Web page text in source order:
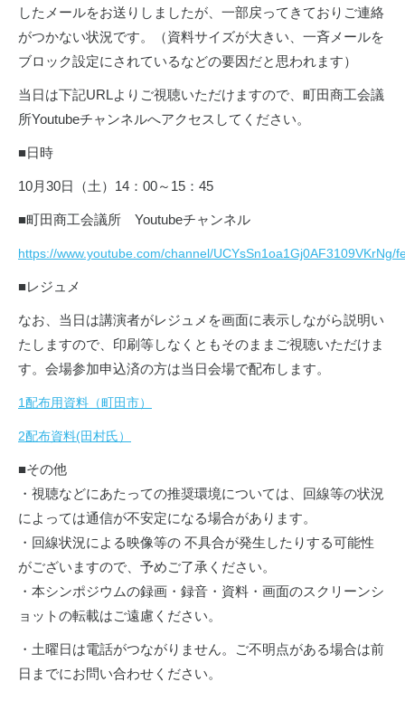
したメールをお送りしましたが、一部戻ってきておりご連絡
がつかない状況です。（資料サイズが大きい、一斉メールを
ブロック設定にされているなどの要因だと思われます）
当日は下記URLよりご視聴いただけますので、町田商工会議
所Youtubeチャンネルへアクセスしてください。
■日時
10月30日（土） 14 ： 00～ 15 ： 45
■町田商工会議所 Youtubeチャンネル
https://www.youtube.com/channel/UCYsSn1oa1Gj0AF3109VKrNg/
■レジュメ
なお、当日は講演者がレジュメを画面に表示しながら説明い
たしますので、印刷等しなくともそのままご視聴いただけま
す。会場参加申込済の方は当日会場で配布します。
1配布用資料（町田市）
2配布資料(田村氏）
■その他
・視聴などにあたっての推奨環境については、回線等の状況
によっては通信が不安定になる場合があります。
・回線状況による映像等の 不具合が発生したりする可能性
がございますので、予めご了承ください。
・本シンポジウムの録画・録音・資料・画面のスクリーンシ
ョットの転載はご遠慮ください。
・土曜日は電話がつながりません。ご不明点がある場合は前
日までにお問い合わせください。